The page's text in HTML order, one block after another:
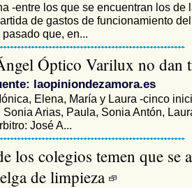
-entre los que se encuentran los de
de gastos de funcionamiento
que, en...
Óptico Varilux no dan
laopiniondezamora.es
Elena, María y Laura -cinco
Arias, Paula, Sonia Antón,
José A...
los colegios temen que se
de limpieza